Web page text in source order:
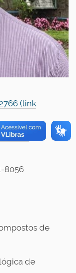
(link
5117-
8056
de
de